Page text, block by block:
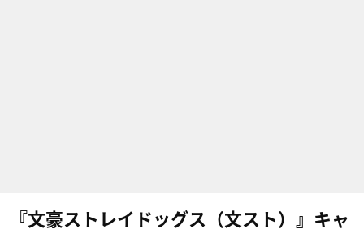
『文豪ストレイドッグス（文スト）』キャ